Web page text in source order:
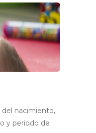
nacimiento,
y periodo de